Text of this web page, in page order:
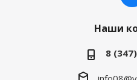
Наши
8